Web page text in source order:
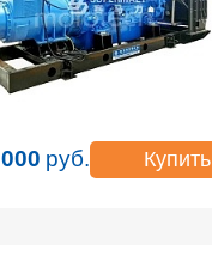
руб. Купить